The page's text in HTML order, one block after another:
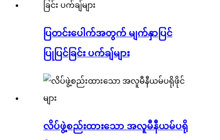
ပြတင်းပေါက်အတွက် မျက်နှာပြင်
ပြုပြင်ခြင်း ပက်ချ်များ
လိပ်ဖွဲ့စည်းထားသော အလူမီနီယမ်ပရို